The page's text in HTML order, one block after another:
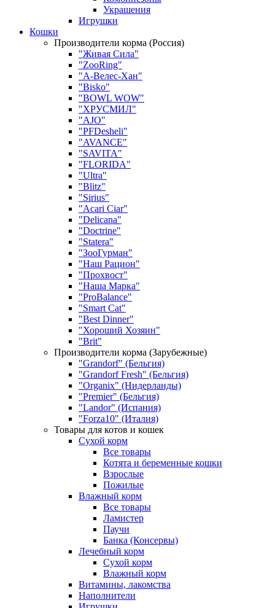
Украшения
Игрушки
Кошки
Производители корма (Россия)
"Живая Сила"
"ZooRing"
"А-Велес-Хан"
"Bisko"
"BOWL WOW"
"ХРУСМИЛ"
"AJO"
"PFDesheli"
"AVANCE"
"SAVITA"
"FLORIDA"
"Ultra"
"Blitz"
"Sirius"
"Acari Ciar"
"Delicana"
"Doctrine"
"Statera"
"ЗооГурман"
"Наш Рацион"
"Прохвост"
"Наша Марка"
"ProBalance"
"Smart Cat"
"Best Dinner"
"Хороший Хозяин"
"Brit"
Производители корма (Зарубежные)
"Grandorf" (Бельгия)
"Grandorf Fresh" (Бельгия)
"Organix" (Нидерланды)
"Premier" (Бельгия)
"Landor" (Испания)
"Forza10" (Италия)
Товары для котов и кошек
Сухой корм
Все товары
Котята и беременные кошки
Взрослые
Пожилые
Влажный корм
Все товары
Ламистер
Паучи
Банка (Консервы)
Лечебный корм
Сухой корм
Влажный корм
Витамины, лакомства
Наполнители